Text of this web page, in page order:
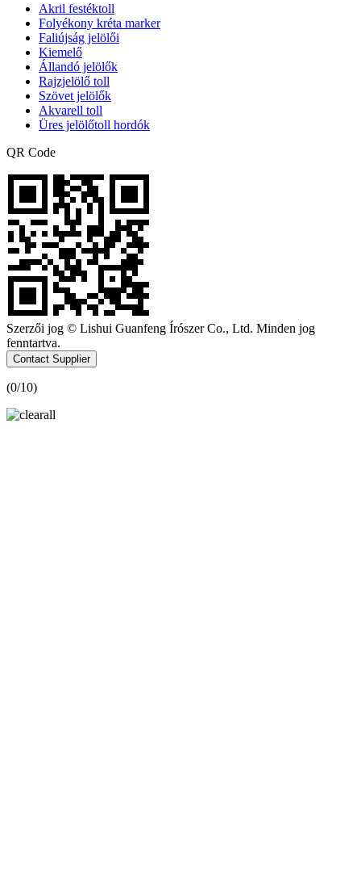
Akril festéktoll
Folyékony kréta marker
Faliújság jelölői
Kiemelő
Állandó jelölők
Rajzjelölő toll
Szövet jelölők
Akvarell toll
Üres jelölőtoll hordók
QR Code
Szerzői jog © Lishui Guanfeng Írószer Co., Ltd. Minden jog
fenntartva.
Contact Supplier
(0/10)